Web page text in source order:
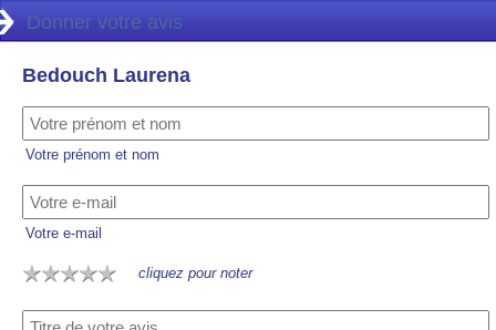
Donner votre avis
Bedouch Laurena
Votre prénom et nom
Votre e-mail
cliquez pour noter